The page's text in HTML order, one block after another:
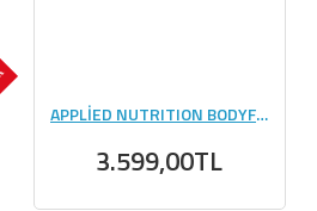
APPLİED NUTRITION BODYFUEL WHEY PROTEIN 1800 GR
3.599,00TL